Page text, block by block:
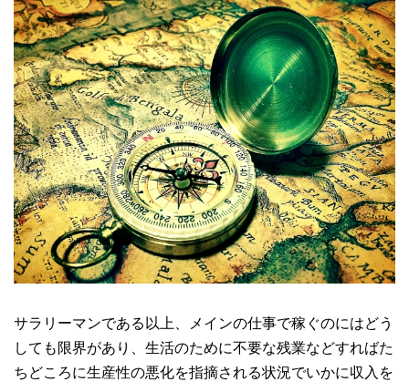
サラリーマンである以上、メインの仕事で稼ぐのにはどう
しても限界があり、生活のために不要な残業などすればた
ちどころに生産性の悪化を指摘される状況でいかに収入を